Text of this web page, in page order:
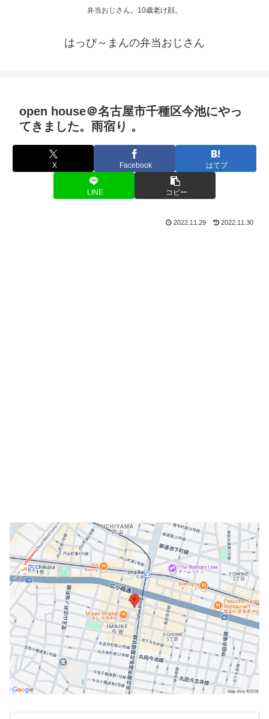
弁当おじさん。10歳老け顔。
はっぴ～まんの弁当おじさん
open house＠名古屋市千種区今池にやっ
てきました。雨宿り 。
X Facebook はてブ
LINE コピー
2022.11.29 2022.11.30